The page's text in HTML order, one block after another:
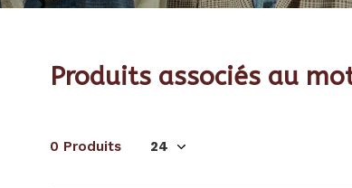
Produits associés au
0 Produits